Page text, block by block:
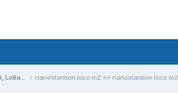
LoRa... nanostantion loco m2 <-> nanostantion loco m2